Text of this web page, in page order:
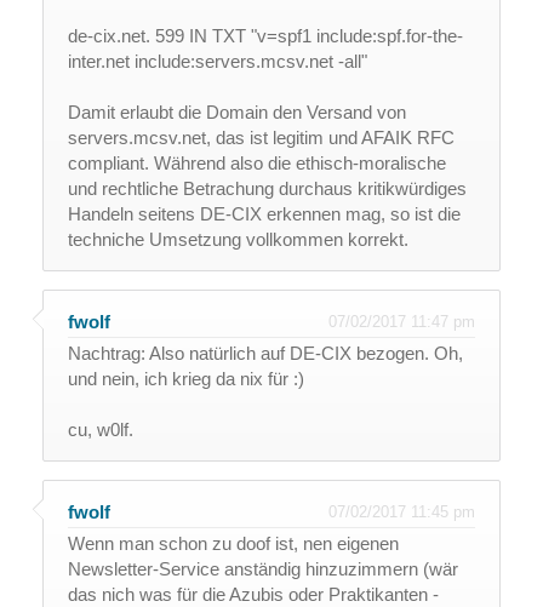
de-cix.net. 599 IN TXT "v=spf1 include:spf.for-the-
inter.net include:servers.mcsv.net -all"
Damit erlaubt die Domain den Versand von
servers.mcsv.net, das ist legitim und AFAIK RFC
compliant. Während also die ethisch-moralische
und rechtliche Betrachung durchaus kritikwürdiges
Handeln seitens DE-CIX erkennen mag, so ist die
techniche Umsetzung vollkommen korrekt.
fwolf 07/02/2017 11:47 pm
Nachtrag: Also natürlich auf DE-CIX bezogen. Oh,
und nein, ich krieg da nix für :)
cu, w0lf.
fwolf 07/02/2017 11:45 pm
Wenn man schon zu doof ist, nen eigenen
Newsletter-Service anständig hinzuzimmern (wär
das nich was für die Azubis oder Praktikanten -